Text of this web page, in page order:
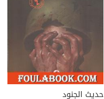
حديث الجنود